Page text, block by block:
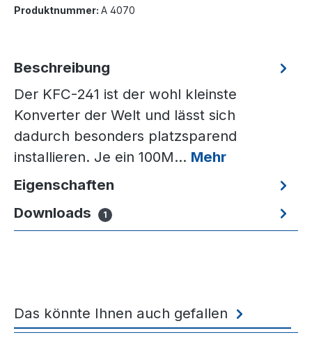
Produktnummer: A 4070
Beschreibung
Der KFC-241 ist der wohl kleinste
Konverter der Welt und lässt sich
dadurch besonders platzsparend
installieren. Je ein 100M… Mehr
Eigenschaften
Downloads
1
Das könnte Ihnen auch gefallen